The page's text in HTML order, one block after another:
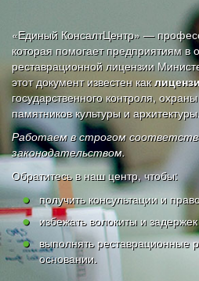
«Единый КонсалтЦентр» —
которая помогает предприятиям
реставрационной лицензии
этот документ известен как
государственного контроля,
памятников культуры и
Работаем в строгом
законодательством.
Обратитесь в наш центр, чтобы:
получить консультации и
избежать волокиты и
выполнять реставрационные
основании.